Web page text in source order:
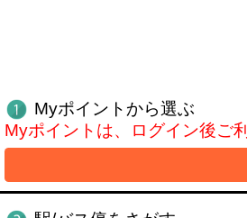
Myポイントから選ぶ
Myポイントは、ログイン後ご